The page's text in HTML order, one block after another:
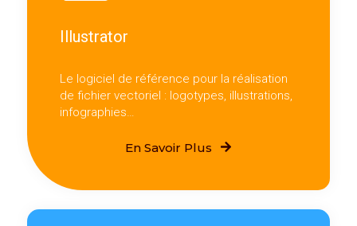
Illustrator
Le logiciel de référence pour la réalisation
de fichier vectoriel : logotypes, illustrations,
infographies…
En Savoir Plus